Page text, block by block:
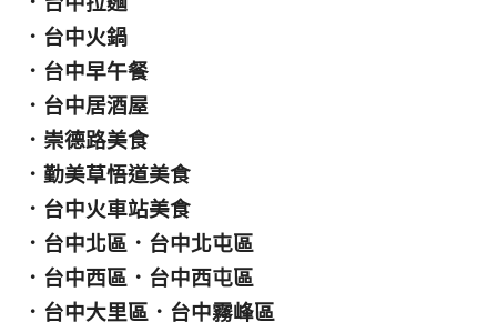
． 台中火鍋
． 台中早午餐
． 台中居酒屋
． 崇德路美食
． 勤美草悟道美食
． 台中火車站美食
． 台中北區 ． 台中北屯區
． 台中西區 ． 台中西屯區
． 台中大里區 ． 台中霧峰區